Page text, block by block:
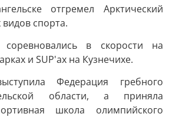
отгремел Арктический
спорта.
соревновались в скорости на
и SUP'ах на Кузнечихе.
Федерация гребного
области, а приняла
школа олимпийского